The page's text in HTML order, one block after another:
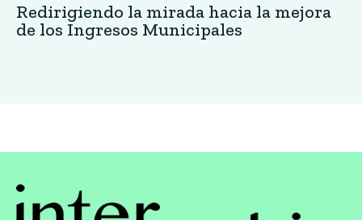
Redirigiendo la mirada hacia la mejora
de los Ingresos Municipales